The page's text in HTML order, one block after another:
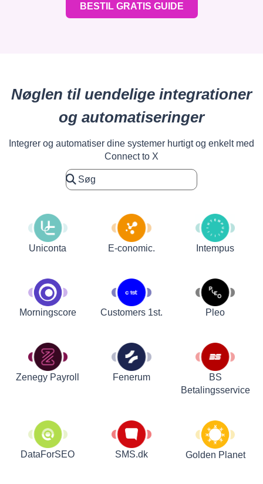
BESTIL GRATIS GUIDE
Nøglen til uendelige integrationer
og automatiseringer
Integrer og automatiser dine systemer hurtigt og enkelt med
Connect to X
Uniconta E-conomic. Intempus
Morningscore Customers 1st. Pleo
Zenegy Payroll Fenerum
BS
Betalingsservice
DataForSEO SMS.dk Golden Planet